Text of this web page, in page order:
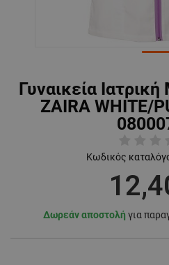
Γυναικεία
ZAIRA WHITE/
Κωδικός
Δωρεάν αποστολή για